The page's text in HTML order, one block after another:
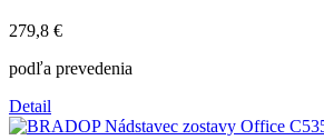
279,8 €
podľa prevedenia
Detail